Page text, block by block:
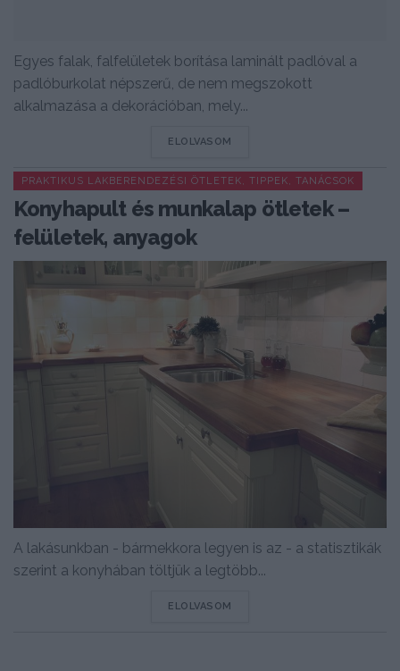
Egyes falak, falfelületek borítása laminált padlóval a
padlóburkolat népszerű, de nem megszokott
alkalmazása a dekorációban, mely...
ELOLVASOM
PRAKTIKUS LAKBERENDEZÉSI ÖTLETEK, TIPPEK, TANÁCSOK
Konyhapult és munkalap ötletek –
felületek, anyagok
A lakásunkban - bármekkora legyen is az - a statisztikák
szerint a konyhában töltjük a legtöbb...
ELOLVASOM